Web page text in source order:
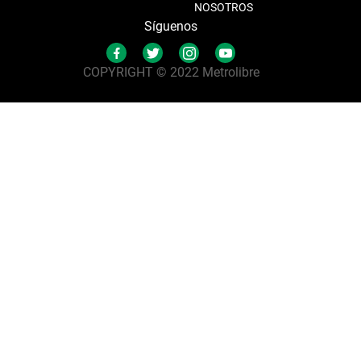
NOSOTROS
Síguenos
COPYRIGHT © 2022 Metrolibre